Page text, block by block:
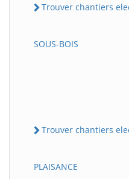
Trouver chantiers
SOUS-BOIS
Trouver chantiers
PLAISANCE